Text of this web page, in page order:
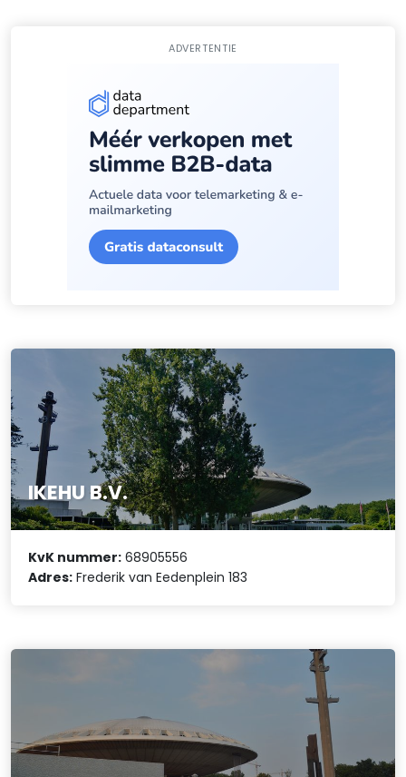
ADVERTENTIE
IKEHU B.V.
KvK nummer: 68905556
Adres: Frederik van Eedenplein 183